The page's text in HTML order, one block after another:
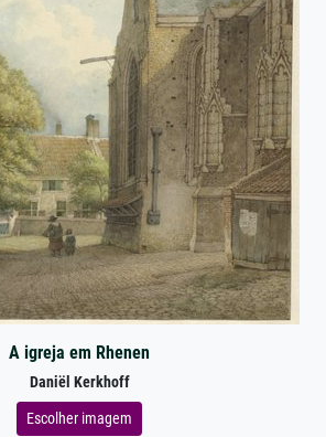
A igreja em Rhenen
Daniël Kerkhoff
Escolher imagem